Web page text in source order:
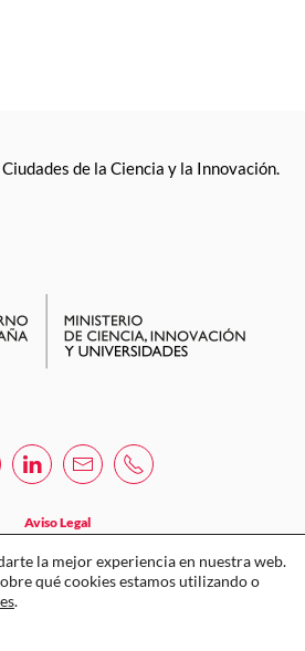
de la Ciencia y la Innovación.
Aviso Legal
Política de privacidad
Política de cookies
la mejor experiencia en nuestra web.
qué cookies estamos utilizando o
.